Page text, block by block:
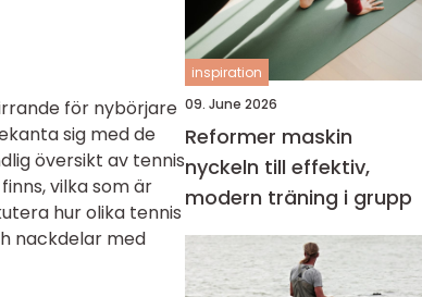
för nybörjare
sig med de
översikt av tennis
vilka som är
hur olika tennis
nackdelar med
inspiration
09. June 2026
Reformer maskin
nyckeln till effektiv,
modern träning i grupp